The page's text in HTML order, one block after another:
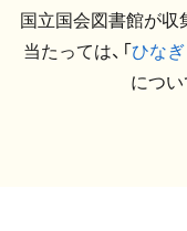
国立国会図書館が収
当たっては、「ひな
につい